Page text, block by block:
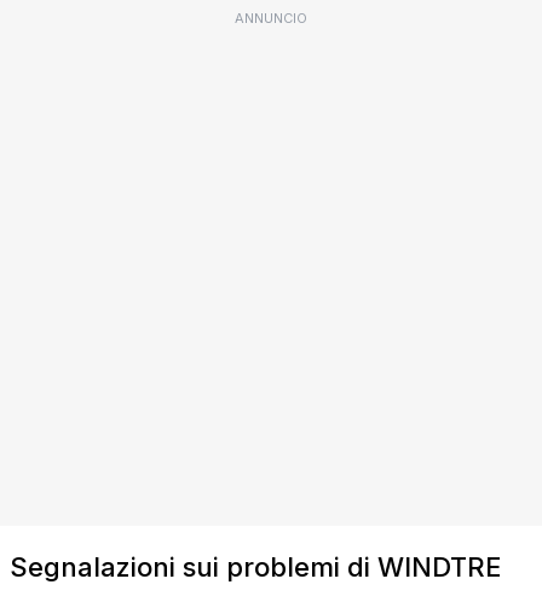
ANNUNCIO
Segnalazioni sui problemi di WINDTRE